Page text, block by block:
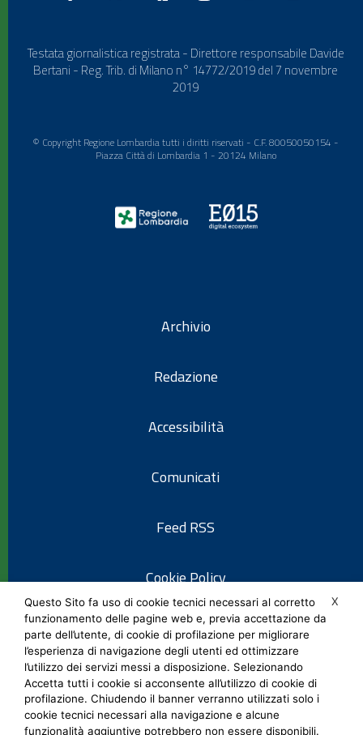
Testata giornalistica registrata - Direttore responsabile Davide
Bertani - Reg. Trib. di Milano n° 14772/2019 del 7 novembre
2019
© Copyright Regione Lombardia tutti i diritti riservati - C.F. 80050050154 -
Piazza Città di Lombardia 1 - 20124 Milano
Archivio
Redazione
Accessibilità
Comunicati
Feed RSS
Cookie Policy
Informativa privacy
Note legali
Social Media Policy
X
Questo Sito fa uso di cookie tecnici necessari al corretto
funzionamento delle pagine web e, previa accettazione da
parte dell’utente, di cookie di profilazione per migliorare
l’esperienza di navigazione degli utenti ed ottimizzare
l’utilizzo dei servizi messi a disposizione. Selezionando
Accetta tutti i cookie si acconsente all’utilizzo di cookie di
profilazione. Chiudendo il banner verranno utilizzati solo i
cookie tecnici necessari alla navigazione e alcune
funzionalità aggiuntive potrebbero non essere disponibili.